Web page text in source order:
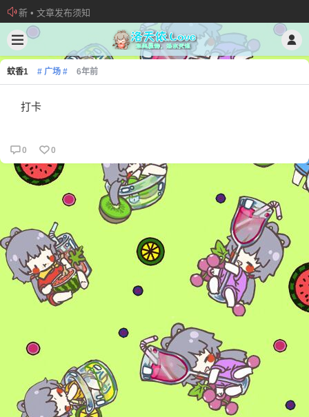
新 • 文章发布须知
欢迎加入“VOCALOID洛天依“QQ群！
加入本站管理团队
蚊香1 # 广场 # 6年前
打卡
0 0
您没有权限发布内容，请购买会员或者提升权
限。
6位以上
6位以上